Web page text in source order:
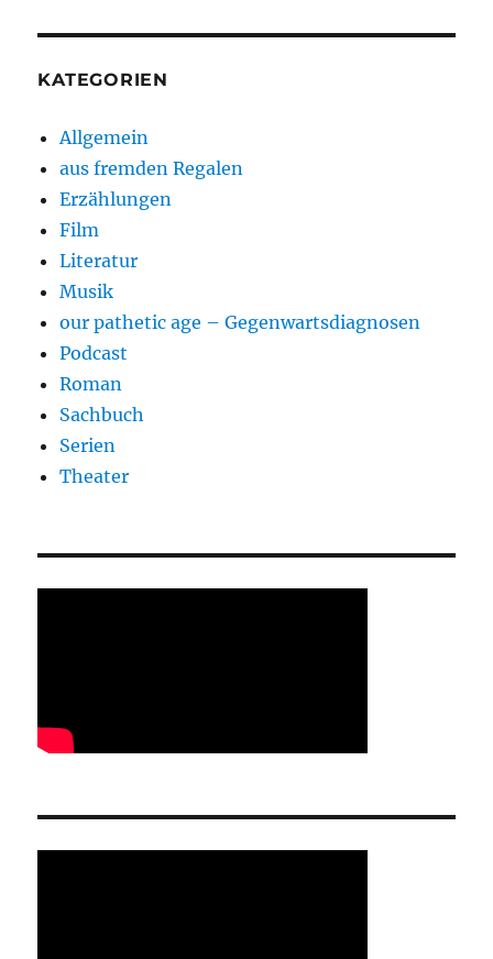
KATEGORIEN
Allgemein
aus fremden Regalen
Erzählungen
Film
Literatur
Musik
our pathetic age – Gegenwartsdiagnosen
Podcast
Roman
Sachbuch
Serien
Theater